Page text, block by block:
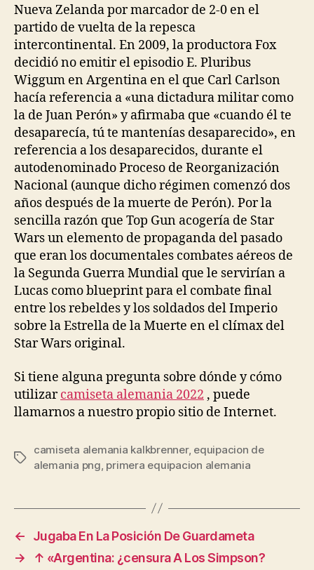
Nueva Zelanda por marcador de 2-0 en el
partido de vuelta de la repesca
intercontinental. En 2009, la productora Fox
decidió no emitir el episodio E. Pluribus
Wiggum en Argentina en el que Carl Carlson
hacía referencia a «una dictadura militar como
la de Juan Perón» y afirmaba que «cuando él te
desaparecía, tú te mantenías desaparecido», en
referencia a los desaparecidos, durante el
autodenominado Proceso de Reorganización
Nacional (aunque dicho régimen comenzó dos
años después de la muerte de Perón). Por la
sencilla razón que Top Gun acogería de Star
Wars un elemento de propaganda del pasado
que eran los documentales combates aéreos de
la Segunda Guerra Mundial que le servirían a
Lucas como blueprint para el combate final
entre los rebeldes y los soldados del Imperio
sobre la Estrella de la Muerte en el clímax del
Star Wars original.
Si tiene alguna pregunta sobre dónde y cómo
utilizarcamiseta alemania 2022 , puede
llamarnos a nuestro propio sitio de Internet.
Etiquetas
camiseta alemania kalkbrenner, equipacion de
alemania png primera equipacion alemania
←
Jugaba En La Posición De Guardameta
→
↑ «Argentina: ¿censura A Los Simpson?